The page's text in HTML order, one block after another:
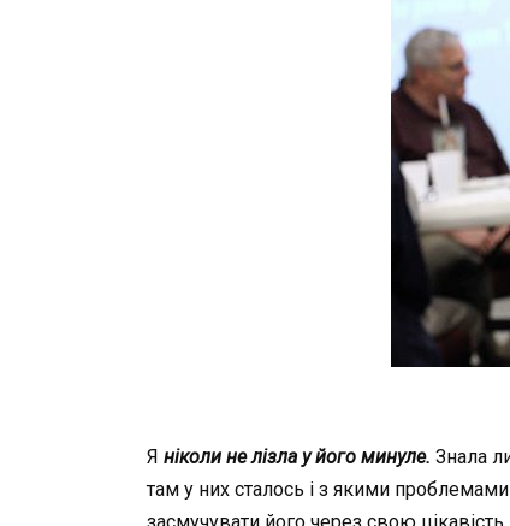
Я ніколи не лізла у його минуле. Знала
там у них сталось і з якими